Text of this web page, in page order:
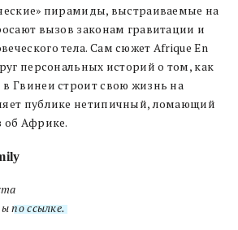
пирамиды, выстраиваемые на
вызов законам гравитации и
тела. Сам сюжет Afrique En
персональных историй о том, как
Гвинеи строит свою жизнь на
публике нетипичный, ломающий
об Африке.
по ссылке.